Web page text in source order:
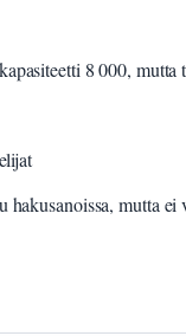
8 000, mutta
mutta ei